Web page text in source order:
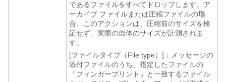
であるファイルをすべてドロップします。ア
ーカイブ ファイルまたは圧縮ファイルの場
合、このアクションは、圧縮前のサイズを検
証せず、実際の自体のサイズが計測されま
す。
[ファイルタイプ（File type）]：
メッセージの
添付ファイルのうち、指定したファイルの
「フィンガープリント」と一致するファイル